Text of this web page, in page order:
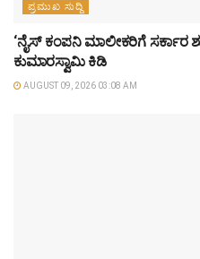
ಪ್ರಮುಖ ಸುದ್ದಿ
‘ನೈಸ್ ಕಂಪನಿ ಮಾಲೀಕರಿಗೆ ಸರ್ಕಾರ
ಕುಮಾರಸ್ವಾಮಿ ಕಿಡಿ
AUGUST 09, 2026 03:08 AM